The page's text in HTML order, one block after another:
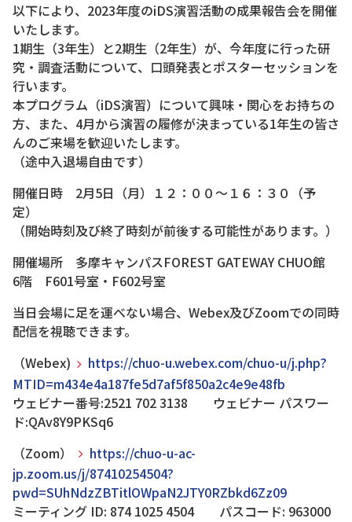
以下により、2023年度のiDS演習活動の成果報告会を開催
いたします。
1期生（3年生）と2期生（2年生）が、今年度に行った研
究・調査活動について、口頭発表とポスターセッションを
行います。
本プログラム（iDS演習）について興味・関心をお持ちの
方、また、4月から演習の履修が決まっている1年生の皆さ
んのご来場を歓迎いたします。
（途中入退場自由です）
開催日時 2月5日（月）１２：００～１６：３０（予
定）
（開始時刻及び終了時刻が前後する可能性があります。）
開催場所 多摩キャンパスFOREST GATEWAY CHUO館
6階 F601号室・F602号室
当日会場に足を運べない場合、Webex及びZoomでの同時
配信を視聴できます。
（Webex)
https://chuo-u.webex.com/chuo-u/j.php?
MTID=m434e4a187fe5d7af5f850a2c4e9e48fb
ウェビナー番号:2521 702 3138 ウェビナー パスワー
ド:QAv8Y9PKSq6
（Zoom）
https://chuo-u-ac-
jp.zoom.us/j/87410254504?
pwd=SUhNdzZBTitlOWpaN2JTY0RZbkd6Zz09
ミーティング ID: 874 1025 4504 パスコード: 963000